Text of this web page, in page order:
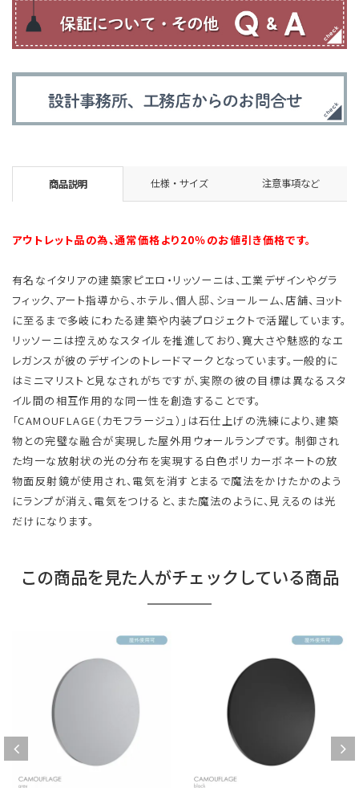
商品説明 仕様・サイズ 注意事項など
アウトレット品の為、通常価格より20％のお値引き価格です。
有名なイタリアの建築家ピエロ・リッソーニは、工業デザインやグラ
フィック、アート指導から、ホテル、個人邸、ショールーム、店舗、ヨット
に至るまで多岐にわたる建築や内装プロジェクトで活躍しています。
リッソーニは控えめなスタイルを推進しており、寛大さや魅惑的なエ
レガンスが彼のデザインのトレードマークとなっています。一般的に
はミニマリストと見なされがちですが、実際の彼の目標は異なるスタ
イル間の相互作用的な同一性を創造することです。
「CAMOUFLAGE（カモフラージュ）」は石仕上げの洗練により、建築
物との完璧な融合が実現した屋外用ウォールランプです。 制御され
た均一な放射状の光の分布を実現する白色ポリカーボネートの放
物面反射鏡が使用され、電気を消すとまるで魔法をかけたかのよう
にランプが消え、電気をつけると、また魔法のように、見えるのは光
だけになります。
この商品を見た人がチェックしている商品